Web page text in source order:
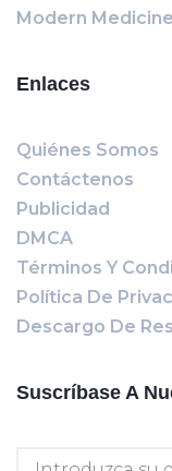
Modern
Enlaces
Quiénes Somos
Contáctenos
Publicidad
DMCA
Términos Y
Política De
Descargo De
Suscríbase A